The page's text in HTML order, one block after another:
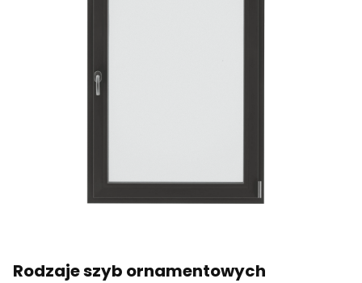
Rodzaje szyb ornamentowych